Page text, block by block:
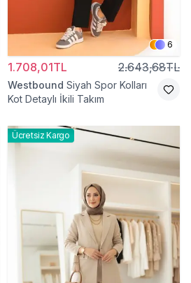
6
1.708,01TL 2.643,68TL
Westbound Siyah Spor Kolları
Kot Detaylı İkili Takım
Ücretsiz Kargo